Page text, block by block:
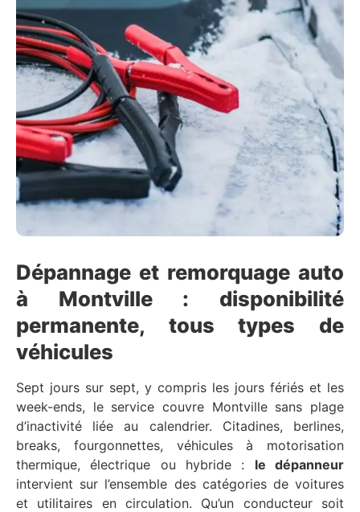
Dépannage et remorquage auto
à Montville : disponibilité
permanente, tous types de
véhicules
Sept jours sur sept, y compris les jours fériés et les
week-ends, le service couvre Montville sans plage
d’inactivité liée au calendrier. Citadines, berlines,
breaks, fourgonnettes, véhicules à motorisation
thermique, électrique ou hybride : le dépanneur
intervient sur l’ensemble des catégories de voitures
et utilitaires en circulation. Qu’un conducteur soit